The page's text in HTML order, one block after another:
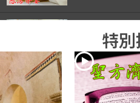
錢玲珠 老師
【信仰之旅】
玲珠 老師
特